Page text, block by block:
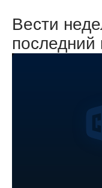
Вести
последний